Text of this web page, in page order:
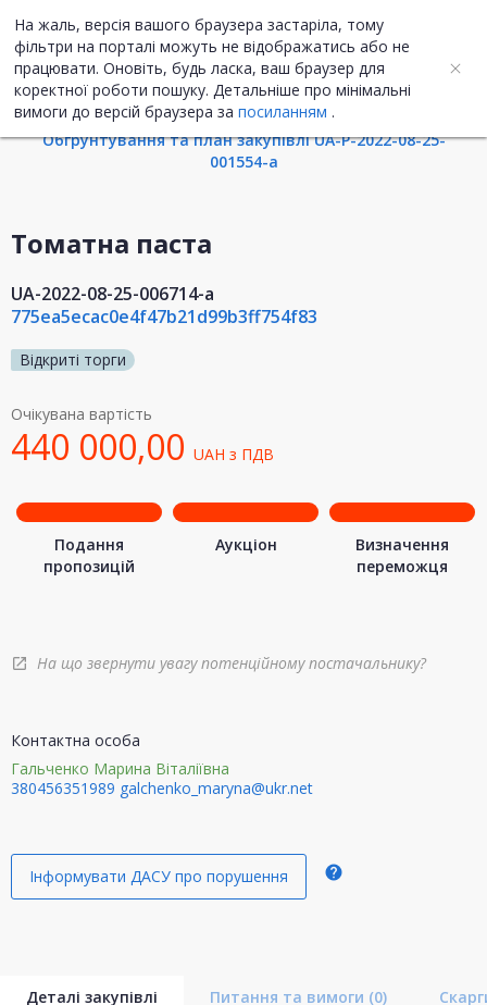
На жаль, версія вашого браузера застаріла, тому
фільтри на порталі можуть не відображатись або не
працювати. Оновіть, будь ласка, ваш браузер для
коректної роботи пошуку. Детальніше про мінімальні
вимоги до версій браузера за посиланням .
UA ENG
Інформація про закупівлю
Обгрунтування та план закупівлі UA-P-2022-08-25-
001554-a
Томатна паста
UA-2022-08-25-006714-a
775ea5ecac0e4f47b21d99b3ff754f83
Відкриті торги
Очікувана вартість
440 000,00 UAH з ПДВ
Подання
пропозицій
Аукціон
Визначення
переможця
open_in_new На що звернути увагу потенційному постачальнику?
Контактна особа
Гальченко Марина Віталіївна
380456351989 galchenko_maryna@ukr.net
Інформувати ДАСУ про порушення help
Деталі закупівлі Питання та вимоги (0)